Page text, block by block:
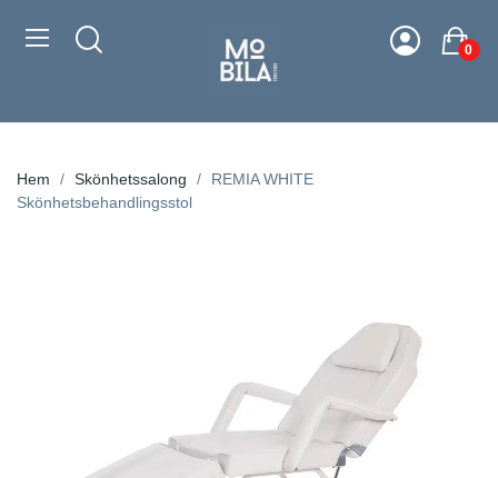
0
Hem Skönhetssalong
REMIA WHITE
Skönhetsbehandlingsstol